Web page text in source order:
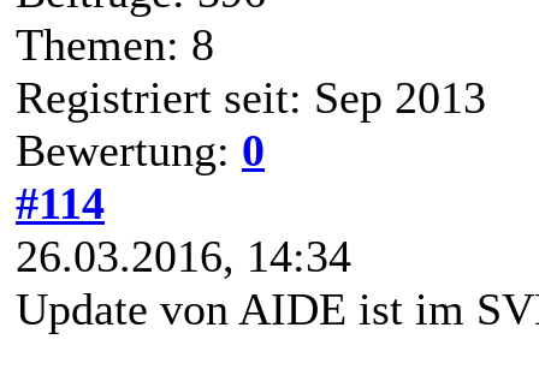
Themen: 8
Registriert seit: Sep 2013
Bewertung: 0
#114
26.03.2016, 14:34
Update von AIDE ist im